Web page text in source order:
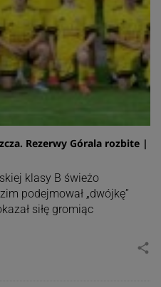
Rezerwy Górala rozbite |
klasy B świeżo
podejmował „dwójkę”
siłę gromiąc
share